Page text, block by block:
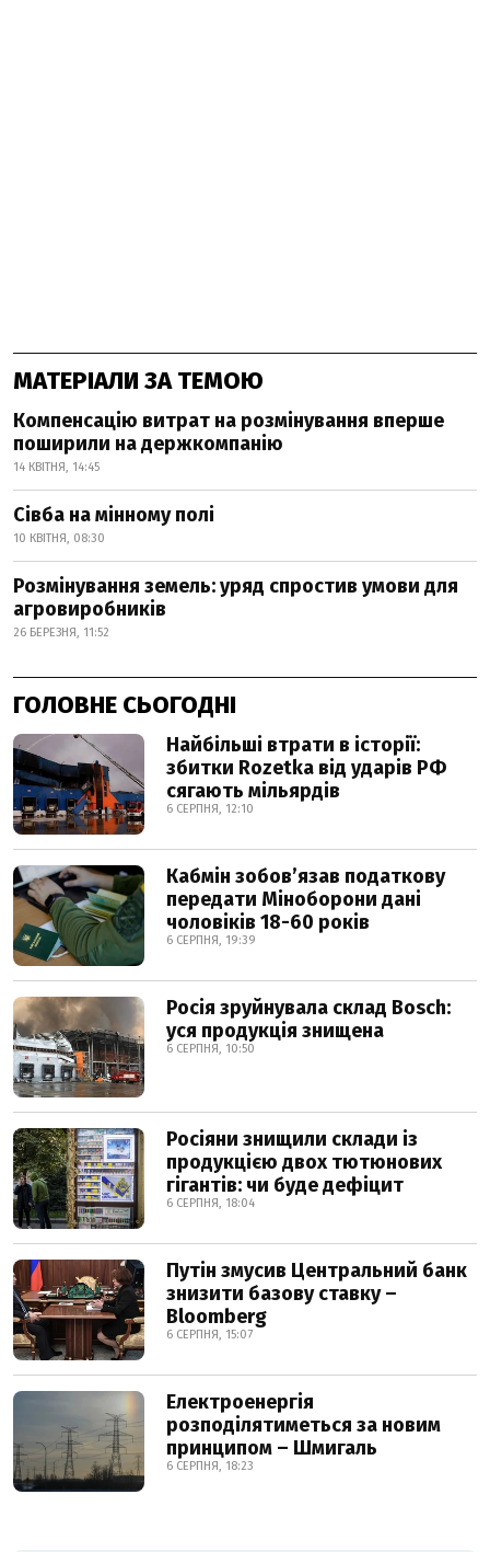
МАТЕРІАЛИ ЗА ТЕМОЮ
Компенсацію витрат на розмінування вперше
поширили на держкомпанію
14 КВІТНЯ, 14:45
Сівба на мінному полі
10 КВІТНЯ, 08:30
Розмінування земель: уряд спростив умови для
агровиробників
26 БЕРЕЗНЯ, 11:52
ГОЛОВНЕ СЬОГОДНІ
Найбільші втрати в історії:
збитки Rozetka від ударів РФ
сягають мільярдів
6 СЕРПНЯ, 12:10
Кабмін зобовʼязав податкову
передати Міноборони дані
чоловіків 18-60 років
6 СЕРПНЯ, 19:39
Росія зруйнувала склад Bosch:
уся продукція знищена
6 СЕРПНЯ, 10:50
Росіяни знищили склади із
продукцією двох тютюнових
гігантів: чи буде дефіцит
6 СЕРПНЯ, 18:04
Путін змусив Центральний банк
знизити базову ставку –
Bloomberg
6 СЕРПНЯ, 15:07
Електроенергія
розподілятиметься за новим
принципом – Шмигаль
6 СЕРПНЯ, 18:23